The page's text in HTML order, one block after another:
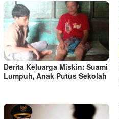
Derita Keluarga Miskin: Suami
Lumpuh, Anak Putus Sekolah